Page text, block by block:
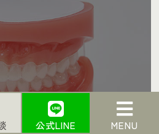
公式LINE MENU